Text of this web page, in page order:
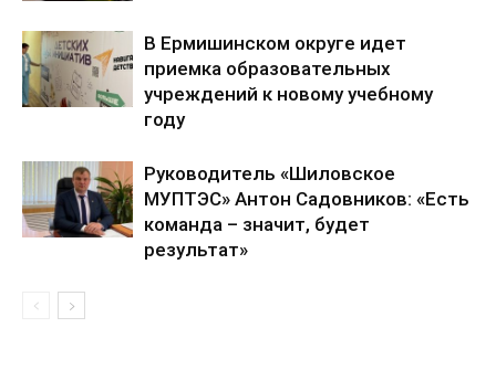
В Ермишинском округе идет
приемка образовательных
учреждений к новому учебному
году
Руководитель «Шиловское
МУПТЭС» Антон Садовников: «Есть
команда – значит, будет
результат»